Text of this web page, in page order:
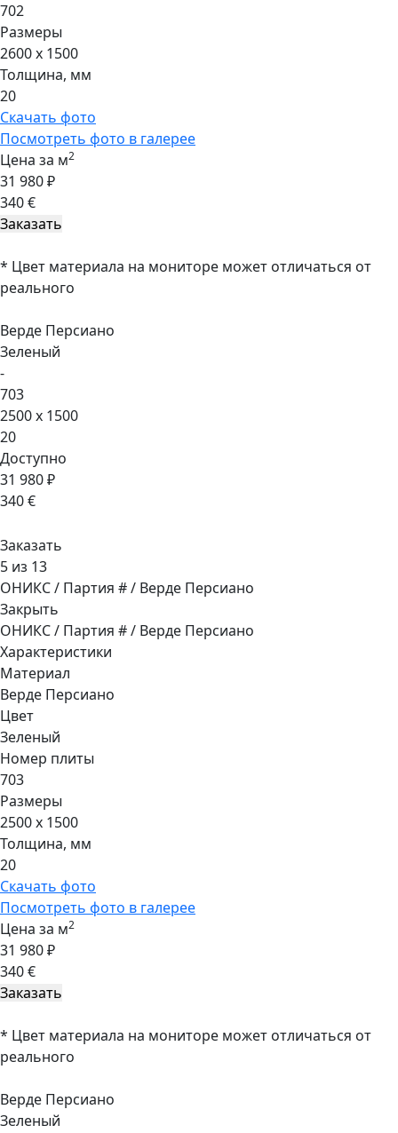
702
Размеры
2600 x 1500
Толщина, мм
20
Скачать фото
Посмотреть фото в галерее
Цена за м2
31 980 ₽
340 €
* Цвет материала на мониторе может отличаться от
реального
Верде Персиано
Зеленый
-
703
2500 x 1500
20
Доступно
31 980 ₽
340 €
Заказать
5 из 13
ОНИКС / Партия # / Верде Персиано
Закрыть
ОНИКС / Партия # / Верде Персиано
Характеристики
Материал
Верде Персиано
Цвет
Зеленый
Номер плиты
703
Размеры
2500 x 1500
Толщина, мм
20
Скачать фото
Посмотреть фото в галерее
Цена за м2
31 980 ₽
340 €
* Цвет материала на мониторе может отличаться от
реального
Верде Персиано
Зеленый